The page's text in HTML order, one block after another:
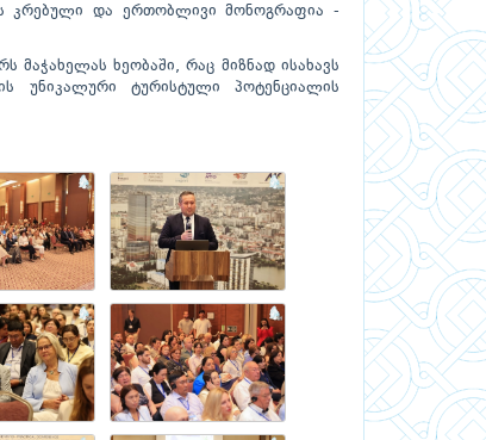
კრებული და ერთობლივი მონოგრაფია -
ხეობაში, რაც მიზნად ისახავს
უნიკალური ტურისტული პოტენციალის